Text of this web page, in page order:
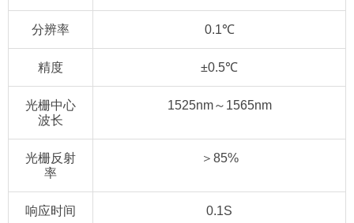
分辨率 0.1℃
精度 ±0.5℃
光栅中心
波长
1525nm～1565nm
光栅反射
率
＞85%
响应时间 0.1S